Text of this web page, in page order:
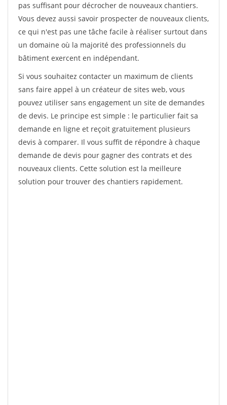
pas suffisant pour décrocher de nouveaux chantiers.
Vous devez aussi savoir prospecter de nouveaux clients,
ce qui n'est pas une tâche facile à réaliser surtout dans
un domaine où la majorité des professionnels du
bâtiment exercent en indépendant.
Si vous souhaitez contacter un maximum de clients
sans faire appel à un créateur de sites web, vous
pouvez utiliser sans engagement un site de demandes
de devis. Le principe est simple : le particulier fait sa
demande en ligne et reçoit gratuitement plusieurs
devis à comparer. Il vous suffit de répondre à chaque
demande de devis pour gagner des contrats et des
nouveaux clients. Cette solution est la meilleure
solution pour trouver des chantiers rapidement.